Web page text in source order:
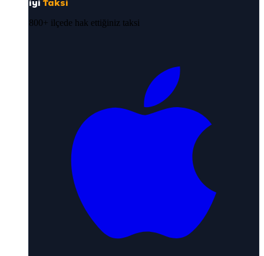
iyi Taksi
800+ ilçede hak ettiğiniz taksi